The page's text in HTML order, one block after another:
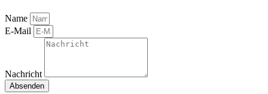
Name
E-Mail
Nachricht
Absenden